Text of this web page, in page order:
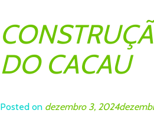
DO CACAU
Posted on dezembro 3, 2024